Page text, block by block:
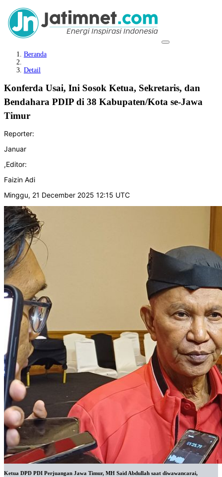
Beranda
Detail
Konferda Usai, Ini Sosok Ketua, Sekretaris, dan
Bendahara PDIP di 38 Kabupaten/Kota se-Jawa
Timur
Reporter:
Januar
,Editor:
Faizin Adi
Minggu, 21 December 2025 12:15 UTC
Ketua DPD PDI Perjuangan Jawa Timur, MH Said Abdullah saat diwawancarai,